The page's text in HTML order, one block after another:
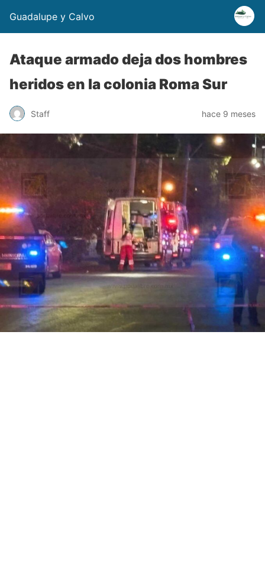
Guadalupe y Calvo
Ataque armado deja dos hombres
heridos en la colonia Roma Sur
Staff hace 9 meses